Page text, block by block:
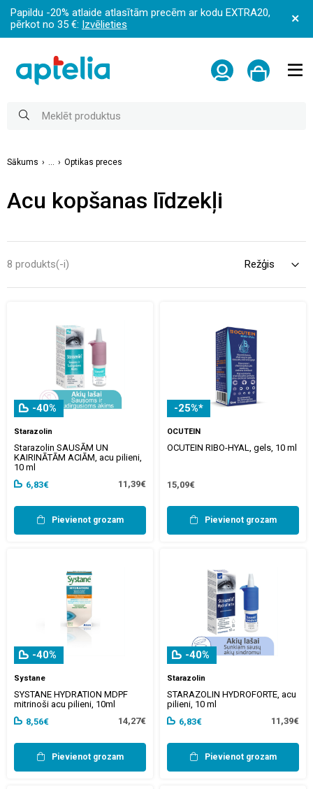
Papildu -20% atlaide atlasītām precēm ar kodu EXTRA20,
pērkot no 35 €: Izvēlieties
Sākums Optikas preces
Acu kopšanas līdzekļi
8 produkts(-i)
-40%
Starazolin
Starazolin SAUSĀM UN
KAIRINĀTĀM ACIĀM, acu pilieni,
10 ml
6,83€
11,39€
Pievienot grozam
-25%*
OCUTEIN
OCUTEIN RIBO-HYAL, gels, 10 ml
15,09€
Pievienot grozam
-40%
Systane
SYSTANE HYDRATION MDPF
mitrinoši acu pilieni, 10ml
8,56€
14,27€
Pievienot grozam
-40%
Starazolin
STARAZOLIN HYDROFORTE, acu
pilieni, 10 ml
6,83€
11,39€
Pievienot grozam